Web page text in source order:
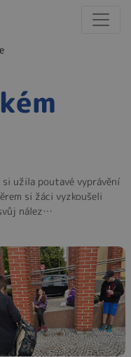
užila poutavé vyprávění
si žáci vyzkoušeli
nález…